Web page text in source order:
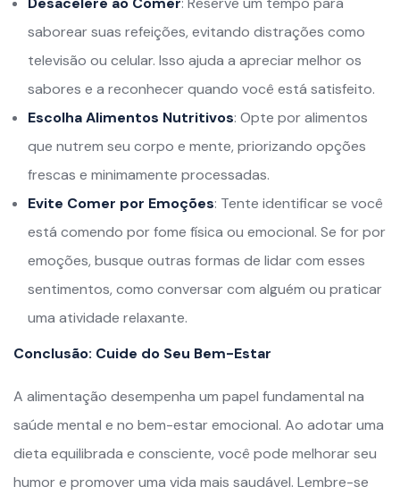
saborear suas refeições, evitando distrações como
televisão ou celular. Isso ajuda a apreciar melhor os
sabores e a reconhecer quando você está satisfeito.
Escolha Alimentos Nutritivos: Opte por alimentos
que nutrem seu corpo e mente, priorizando opções
frescas e minimamente processadas.
Evite Comer por Emoções: Tente identificar se você
está comendo por fome física ou emocional. Se for por
emoções, busque outras formas de lidar com esses
sentimentos, como conversar com alguém ou praticar
uma atividade relaxante.
Conclusão: Cuide do Seu Bem-Estar
A alimentação desempenha um papel fundamental na
saúde mental e no bem-estar emocional. Ao adotar uma
dieta equilibrada e consciente, você pode melhorar seu
humor e promover uma vida mais saudável. Lembre-se